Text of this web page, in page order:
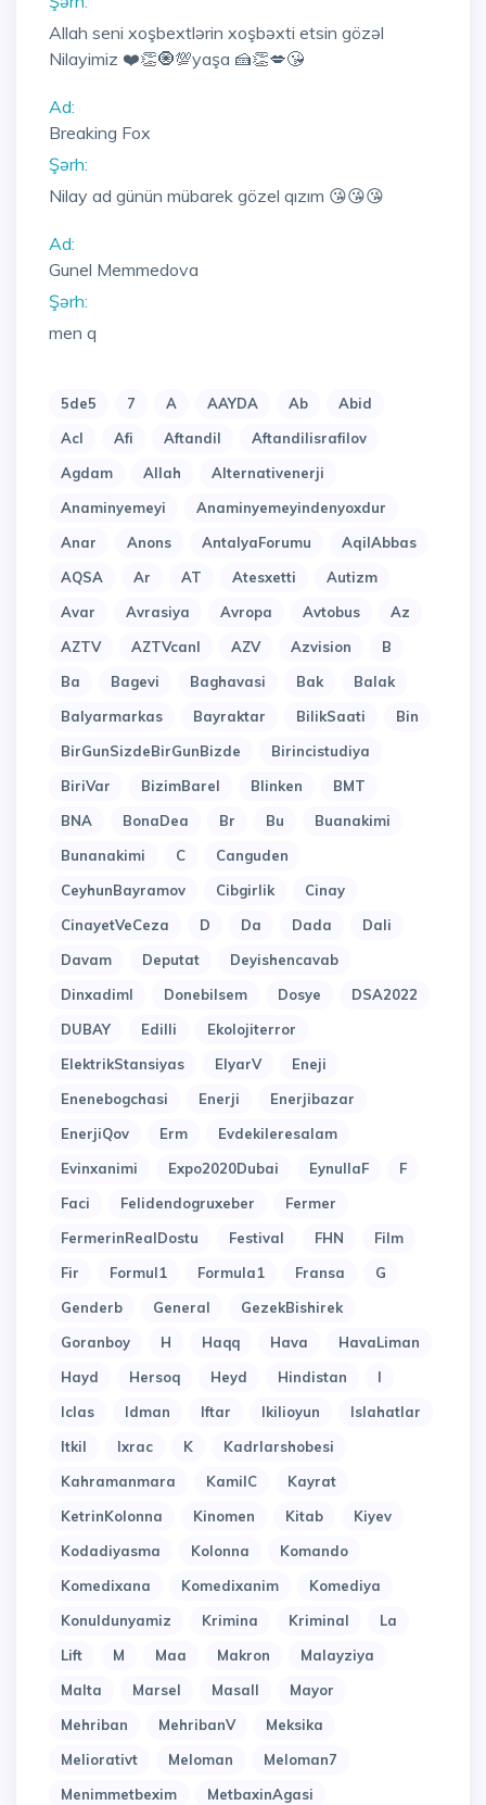
Allah seni xoşbextlərin xoşbəxti etsin gözəl
Nilayimiz ❤️👏🧿💯yaşa 🍰👏💋😘
Ad:
Breaking Fox
Şərh:
Nilay ad günün mübarek gözel qızım 😘😘😘
Ad:
Gunel Memmedova
Şərh:
men q
5de5 7 A AAYDA Ab
Abid
Acl
Afi Aftandil
Aftandilisrafilov
Agdam
Allah
Alternativenerji
Anaminyemeyi
Anaminyemeyindenyoxdur
Anar
Anons AntalyaForumu
AqilAbbas
AQSA
Ar AT Atesxetti
Autizm
Avar
Avrasiya Avropa Avtobus
Az
AZTV
AZTVcanl AZV Azvision
B
Ba
Bagevi Baghavasi Bak
Balak
Balyarmarkas
Bayraktar BilikSaati
Bin
BirGunSizdeBirGunBizde
Birincistudiya
BiriVar
BizimBarel Blinken
BMT
BNA
BonaDea Br Bu
Buanakimi
Bunanakimi
C
Canguden
CeyhunBayramov
Cibgirlik
Cinay
CinayetVeCeza
D Da Dada
Dali
Davam
Deputat
Deyishencavab
Dinxadiml
Donebilsem Dosye
DSA2022
DUBAY
Edilli
Ekolojiterror
ElektrikStansiyas
ElyarV
Eneji
Enenebogchasi
Enerji
Enerjibazar
EnerjiQov
Erm
Evdekileresalam
Evinxanimi
Expo2020Dubai EynullaF
F
Faci
Felidendogruxeber
Fermer
FermerinRealDostu
Festival FHN
Film
Fir
Formul1 Formula1 Fransa
G
Genderb
General
GezekBishirek
Goranboy
H Haqq Hava
HavaLiman
Hayd
Hersoq Heyd Hindistan
I
Iclas
Idman Iftar Ikilioyun
Islahatlar
Itkil
Ixrac K
Kadrlarshobesi
Kahramanmara
KamilC
Kayrat
KetrinKolonna
Kinomen Kitab
Kiyev
Kodadiyasma
Kolonna
Komando
Komedixana
Komedixanim
Komediya
Konuldunyamiz
Krimina Kriminal
La
Lift
M Maa Makron
Malayziya
Malta
Marsel Masall
Mayor
Mehriban
MehribanV
Meksika
Meliorativt
Meloman
Meloman7
Menimmetbexim
MetbaxinAgasi